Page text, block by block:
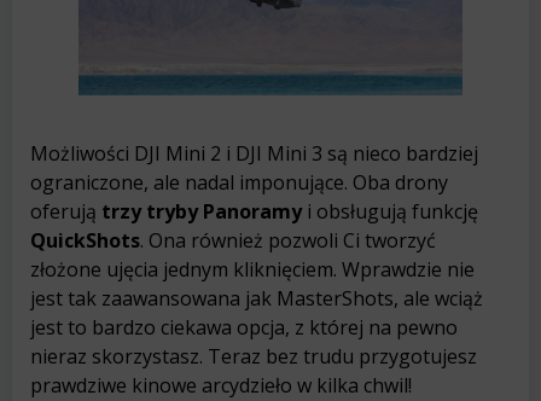
Możliwości DJI Mini 2 i DJI Mini 3 są nieco bardziej
ograniczone, ale nadal imponujące. Oba drony
oferują trzy tryby Panoramy i obsługują funkcję
QuickShots. Ona również pozwoli Ci tworzyć
złożone ujęcia jednym kliknięciem. Wprawdzie nie
jest tak zaawansowana jak MasterShots, ale wciąż
jest to bardzo ciekawa opcja, z której na pewno
nieraz skorzystasz. Teraz bez trudu przygotujesz
prawdziwe kinowe arcydzieło w kilka chwil!